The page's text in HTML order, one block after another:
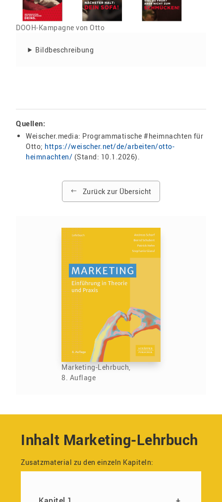
DOOH-Kampagne von Otto
Bildbeschreibung
Quellen:
Weischer.media: Programmatische #heimnachten für
Otto; https://weischer.net/de/arbeiten/otto-
heimnachten/ (Stand: 10.1.2026).
Zurück zur Übersicht
Marketing-Lehrbuch,
8. Auflage
Inhalt Marketing-Lehrbuch
Zusatzmaterial zu den einzeln Kapiteln: